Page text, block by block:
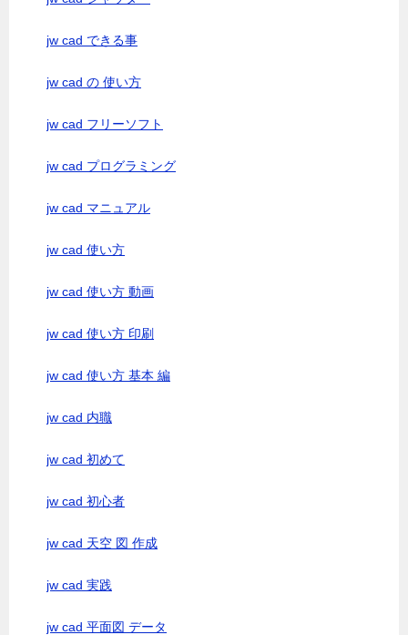
jw cad できる事
jw cad の 使い方
jw cad フリーソフト
jw cad プログラミング
jw cad マニュアル
jw cad 使い方
jw cad 使い方 動画
jw cad 使い方 印刷
jw cad 使い方 基本 編
jw cad 内職
jw cad 初めて
jw cad 初心者
jw cad 天空 図 作成
jw cad 実践
jw cad 平面図 データ